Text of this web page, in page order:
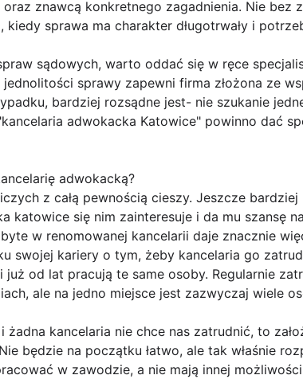
znawcą konkretnego zagadnienia. Nie bez
kiedy sprawa ma charakter długotrwały i
sądowych, warto oddać się w ręce
jednolitości sprawy zapewni firma złożona ze
bardziej rozsądne jest- nie szukanie
adwokacka Katowice" powinno dać
adwokacką?
z całą pewnością cieszy. Jeszcze
katowice się nim zainteresuje i da mu szansę
w renomowanej kancelarii daje znacznie
swojej kariery o tym, żeby kancelaria go
już od lat pracują te same osoby. Regularnie
ale na jedno miejsce jest zazwyczaj wiele
kancelaria nie chce nas zatrudnić, to
będzie na początku łatwo, ale tak właśnie
w zawodzie, a nie mają innej możliwości.